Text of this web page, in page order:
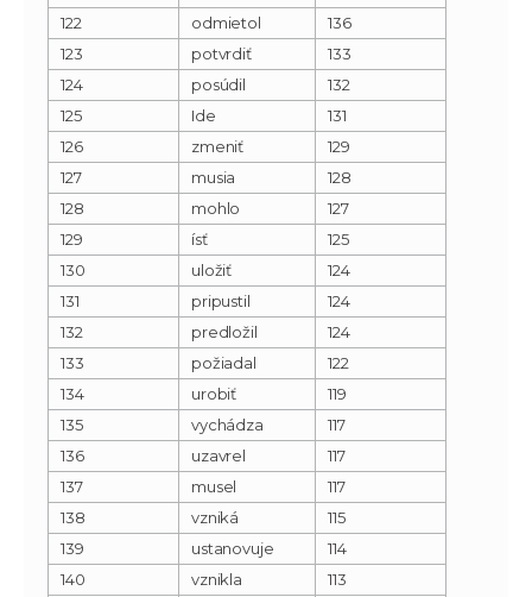
122
odmietol
136
123
potvrdiť
133
124
posúdil
132
125
Ide
131
126
zmeniť
129
127
musia
128
128
mohlo
127
129
ísť
125
130
uložiť
124
131
pripustil
124
132
predložil
124
133
požiadal
122
134
urobiť
119
135
vychádza
117
136
uzavrel
117
137
musel
117
138
vzniká
115
139
ustanovuje
114
140
vznikla
113